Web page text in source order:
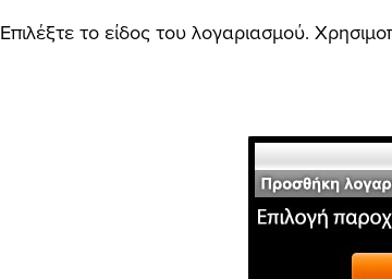
Επιλέξτε το είδος του λογαριασμού.